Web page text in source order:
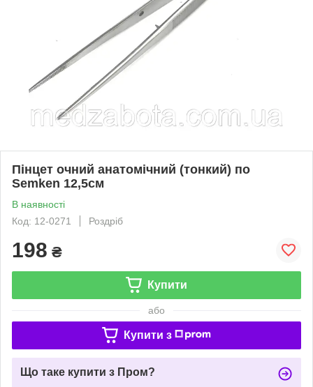
Пінцет очний анатомічний (тонкий) по
Semken 12,5см
В наявності
Код: 12-0271
Роздріб
198 ₴
Купити
або
Купити з
Що таке купити з Пром?